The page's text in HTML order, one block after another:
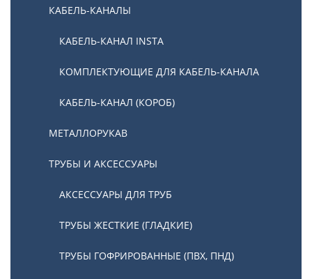
КАБЕЛЬ-КАНАЛЫ
КАБЕЛЬ-КАНАЛ INSTA
КОМПЛЕКТУЮЩИЕ ДЛЯ КАБЕЛЬ-КАНАЛА
КАБЕЛЬ-КАНАЛ (КОРОБ)
МЕТАЛЛОРУКАВ
ТРУБЫ И АКСЕССУАРЫ
АКСЕССУАРЫ ДЛЯ ТРУБ
ТРУБЫ ЖЕСТКИЕ (ГЛАДКИЕ)
ТРУБЫ ГОФРИРОВАННЫЕ (ПВХ, ПНД)